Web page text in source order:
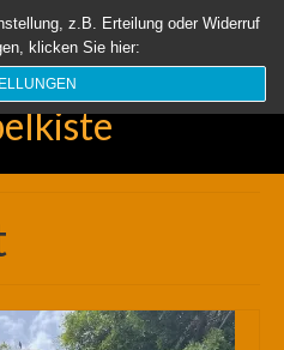
Unsere Rappelkiste Länder
z.B. Erteilung oder Widerruf
klicken Sie hier: